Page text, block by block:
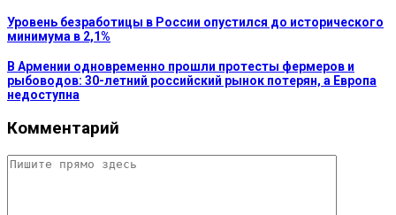
Уровень безработицы в России опустился до исторического
минимума в 2,1%
В Армении одновременно прошли протесты фермеров и
рыбоводов: 30-летний российский рынок потерян, а Европа
недоступна
Комментарий